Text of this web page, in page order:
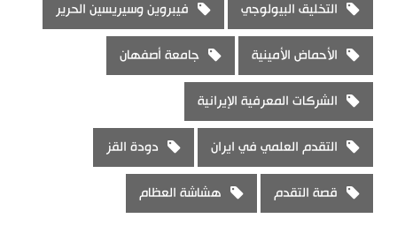
التخليق البيولوجي فيبروين وسيريسين الحرير
الأحماض الأمينية جامعة أصفهان
الشركات المعرفية الإيرانية
التقدم العلمي في ايران دودة القز
قصة التقدم هشاشة العظام